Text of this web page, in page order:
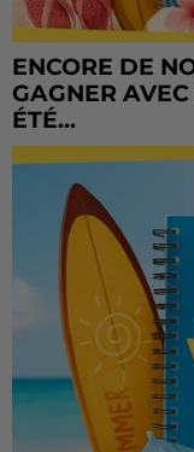
ENCORE DE
GAGNER
ÉTÉ...